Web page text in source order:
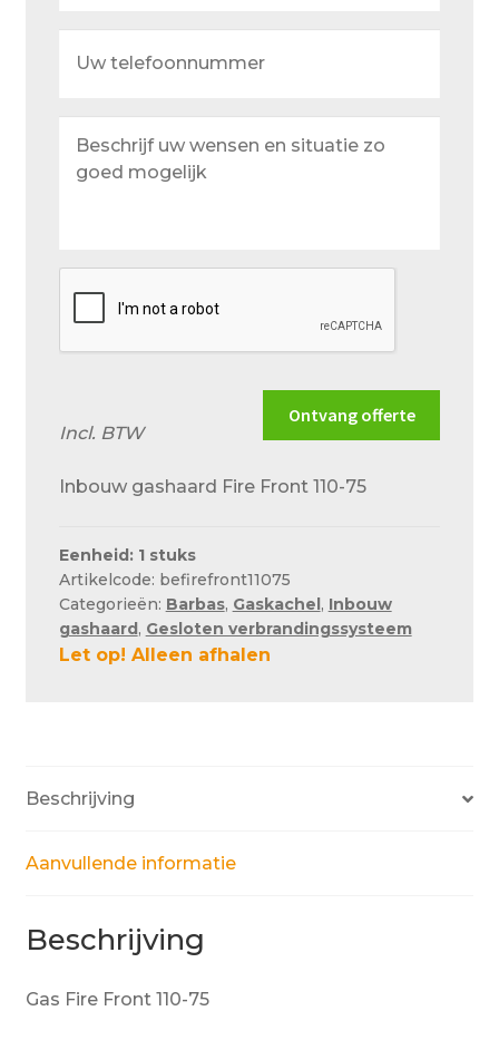
Winkelmand
telefoonnummer
uw
wensen
Ontvang offerte
Incl. BTW
Inbouw gashaard Fire Front 110-75
Eenheid: 1 stuks
Artikelcode: befirefront11075
Categorieën: Barbas, Gaskachel, Inbouw
gashaard, Gesloten verbrandingssysteem
Let op! Alleen afhalen
Beschrijving
Aanvullende informatie
Beschrijving
Gas Fire Front 110-75